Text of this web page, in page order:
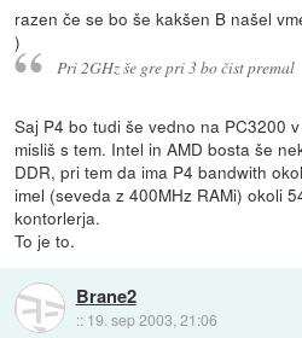
razen če se bo še kakšen B našel
)
Pri 2GHz še gre pri 3 bo čist premal
Saj P4 bo tudi še vedno na PC3200
misliš s tem. Intel in AMD bosta še
DDR, pri tem da ima P4 bandwith
imel (seveda z 400MHz RAMi) okoli
kontorlerja.
To je to.
Brane2
:: 19. sep 2003, 21:06